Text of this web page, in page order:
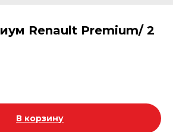
Renault Premium/ 2
В корзину